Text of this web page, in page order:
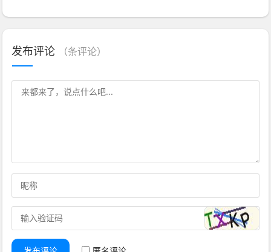
发布评论 （条评论）